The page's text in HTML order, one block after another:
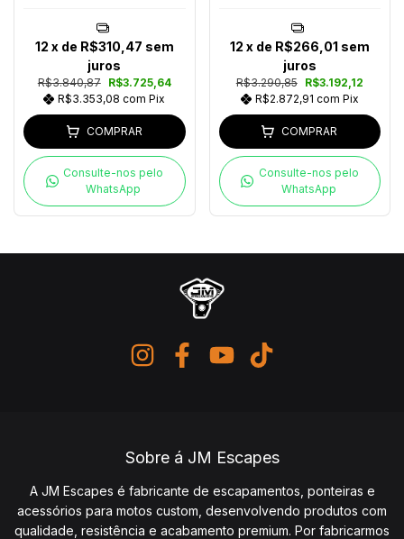
R$3.840,87
R$3.725,64
R$3.353,08com Pix
12 x de R$310,47 sem
juros
COMPRAR
Consulte-nos pelo
WhatsApp
R$3.290,85
R$3.192,12
R$2.872,91 com Pix
12 x de R$266,01 sem
juros
COMPRAR
Consulte-nos pelo
WhatsApp
Sobre á JM Escapes
A JM Escapes é fabricante de escapamentos, ponteiras e
acessórios para motos custom, desenvolvendo produtos com
qualidade, resistência e acabamento premium. Por fabricarmos